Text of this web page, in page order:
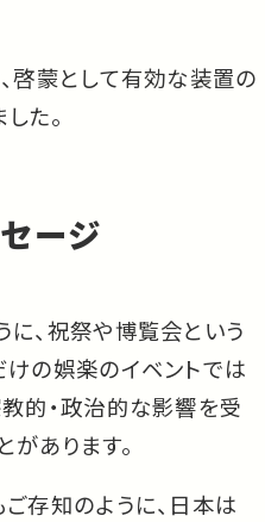
啓蒙として有効な装置の
た。
ージ
に、祝祭や博覧会という
けの娯楽のイベントでは
教的・政治的な影響を受
あります。
存知のように、日本は